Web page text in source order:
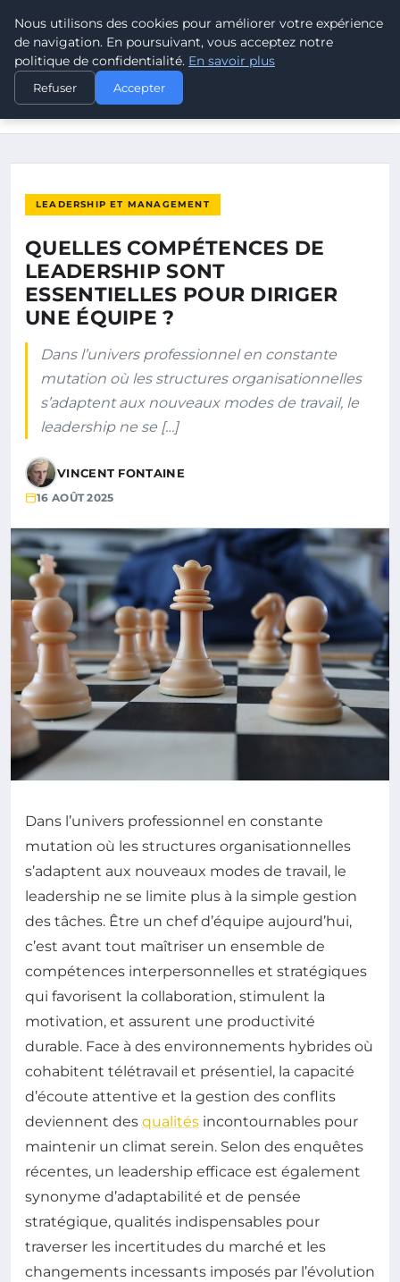
POUVOIR OUVRIER
ACCUEIL
QUELLES COMPÉTENCES DE LEADERSHIP SONT ESSENTIELLES
LEADERSHIP ET MANAGEMENT
QUELLES COMPÉTENCES DE
LEADERSHIP SONT
ESSENTIELLES POUR DIRIGER
UNE ÉQUIPE ?
Dans l’univers professionnel en constante
mutation où les structures organisationnelles
s’adaptent aux nouveaux modes de travail, le
leadership ne se […]
VINCENT FONTAINE
16 AOÛT 2025
Dans l’univers professionnel en constante
mutation où les structures organisationnelles
s’adaptent aux nouveaux modes de travail, le
leadership ne se limite plus à la simple gestion
des tâches. Être un chef d’équipe aujourd’hui,
c’est avant tout maîtriser un ensemble de
compétences interpersonnelles et stratégiques
qui favorisent la collaboration, stimulent la
motivation, et assurent une productivité
durable. Face à des environnements hybrides où
cohabitent télétravail et présentiel, la capacité
d’écoute attentive et la gestion des conflits
deviennent des qualités incontournables pour
maintenir un climat serein. Selon des enquêtes
récentes, un leadership efficace est également
synonyme d’adaptabilité et de pensée
stratégique, qualités indispensables pour
traverser les incertitudes du marché et les
changements incessants imposés par l’évolution
Nous utilisons des cookies pour améliorer votre expérience
de navigation. En poursuivant, vous acceptez notre
politique de confidentialité. En savoir plus
Refuser Accepter